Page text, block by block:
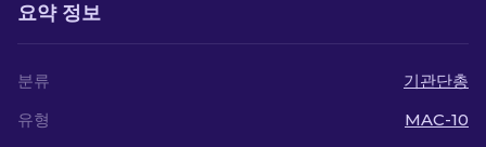
요약 정보
분류
기관단총
유형
MAC-10